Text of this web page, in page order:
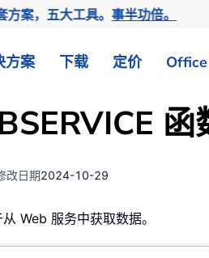
案，五大工具。事半功倍。
方案 下载 定价 Office
函
改日期2024-10-29
Web 服务中获取数据。